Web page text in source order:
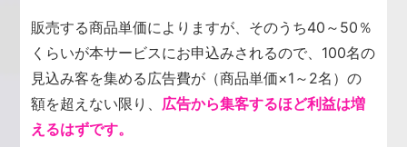
販売する商品単価によりますが、そのうち40～50％
くらいが本サービスにお申込みされるので、100名の
見込み客を集める広告費が（商品単価×1～2名）の
額を超えない限り、 広告から集客するほど利益は増
えるはずです。